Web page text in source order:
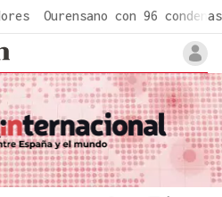
Ourensano con 96 condenas